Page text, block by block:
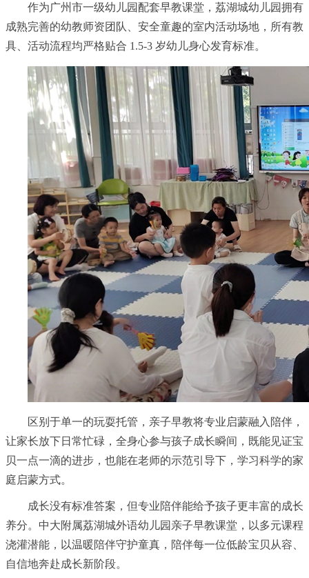
作为广州市一级幼儿园配套早教课堂，荔湖城幼儿园拥有
成熟完善的幼教师资团队、安全童趣的室内活动场地，所有教
具、活动流程均严格贴合 1.5-3 岁幼儿身心发育标准。
区别于单一的玩耍托管，亲子早教将专业启蒙融入陪伴，
让家长放下日常忙碌，全身心参与孩子成长瞬间，既能见证宝
贝一点一滴的进步，也能在老师的示范引导下，学习科学的家
庭启蒙方式。
成长没有标准答案，但专业陪伴能给予孩子更丰富的成长
养分。中大附属荔湖城外语幼儿园亲子早教课堂，以多元课程
浇灌潜能，以温暖陪伴守护童真，陪伴每一位低龄宝贝从容、
自信地奔赴成长新阶段。